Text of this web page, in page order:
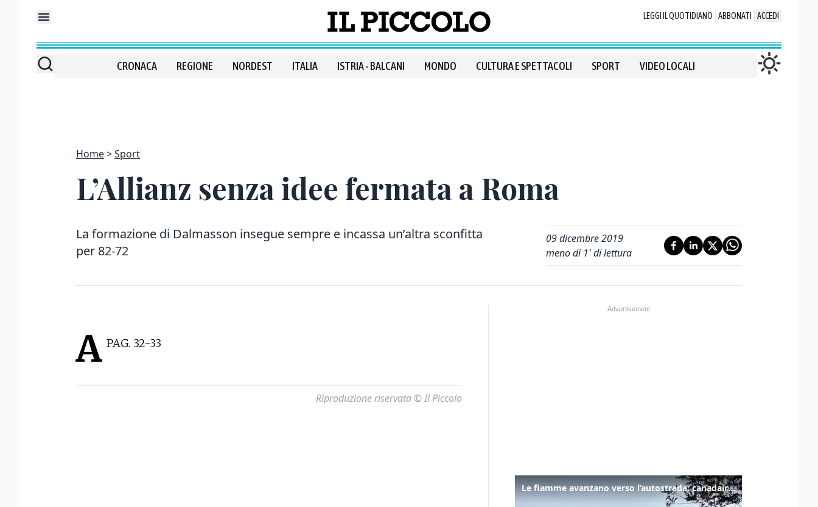
LEGGI IL QUOTIDIANO ABBONATI ACCEDI
CRONACA REGIONE NORDEST ITALIA ISTRIA - BALCANI MONDO CULTURA E SPETTACOLI SPORT VIDEO LOCALI
Home Sport
L’Allianz senza idee fermata a Roma
La formazione di Dalmasson insegue sempre e incassa un’altra sconfitta
per 82-72
09 dicembre 2019
meno di 1' di lettura
A PAG. 32-33
Riproduzione riservata © Il Piccolo
Le fiamme avanzano verso l’autostrada: canadair in azione tra Monfalcone e Duino